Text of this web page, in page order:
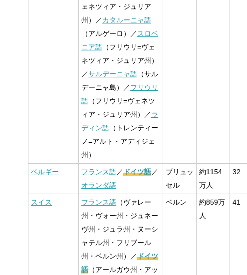
ェネツィア・ジュリア
州）／カタルーニャ語
（アルゲーロ）／ スロベ
ニア語 （フリウリ=ヴェ
ネツィア・ジュリア州）
／サルデーニャ語 （サル
デーニャ島）／フリウリ
語 （フリウリ=ヴェネツ
ィア・ジュリア州）／ラ
ディン語 （トレンティー
ノ=アルト・アディジェ
州）
ベルギー フランス語／ドイツ語／
オランダ語
ブリュッ
セル
約1154
万人
32
スイス フランス語 （ヴァレー
州・ヴォー州・ジュネー
ヴ州・ジュラ州・ヌーシ
ャテル州・フリブール
州・ベルン州）／ドイツ
語 （アールガウ州・アッ
ベルン
約859万
人
41